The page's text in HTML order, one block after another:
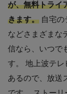
が、無料トライ
きます。 自宅の
などさまざまな
信なら、いつで
す。 地上波テ
あるので、放送